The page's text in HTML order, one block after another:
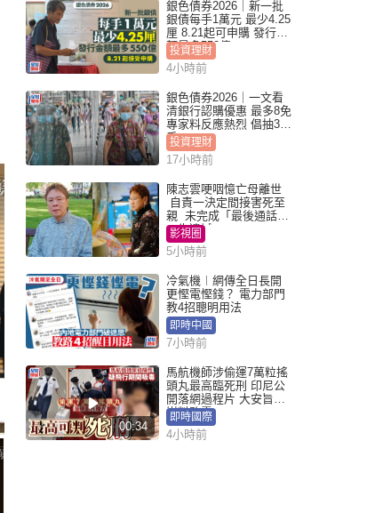
銀色債券2026｜新一批
銀債每手1萬元 最少4.25
厘 8.21起可申購 發行金
額最多550億
投資理財
4小時前
銀色債券2026｜一文看
清銀行認購優惠 最多8免
專家料反應熱烈 倡抽30
手
投資理財
17小時前
陳志雲哽咽憶亡母離世
自責一決定間接害死至
親 未完成「最後通話」
一生遺憾
影視圈
5小時前
冷氣機︱網傳全日長開
更慳電慳錢？ 電力部門
教4招聰明用法
即時中國
7小時前
00:34
馬航機師涉偷運7萬粒搖
頭丸最高臨死刑 印尼公
開落網過程片 大安旨意
豈料敗露
即時國際
4小時前